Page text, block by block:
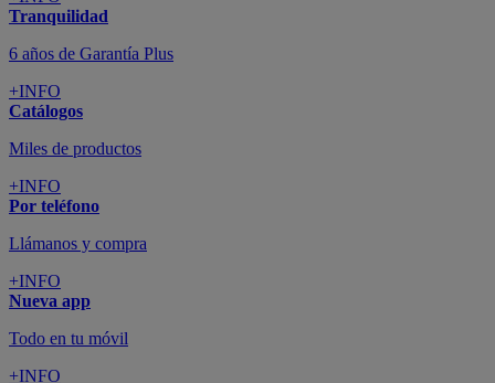
Todo en tu móvil
+INFO
Suscríbete
Cupón de dto. de 10€
+INFO
Tiendas de sofás y muebles
¡Encuentra la tuya!
+INFO
Tu cuenta
Promociones exclusivas
+INFO
El blog